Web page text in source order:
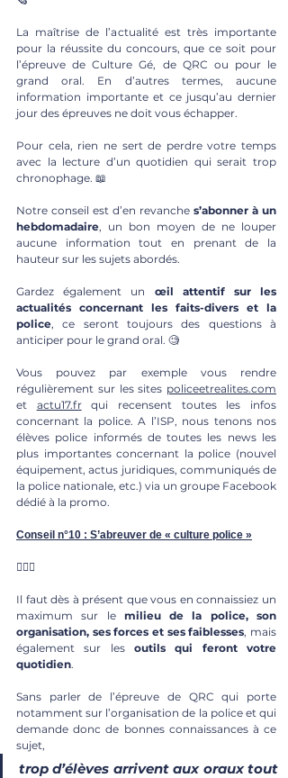
La maîtrise de l’actualité est très importante
pour la réussite du concours, que ce soit pour
l’épreuve de Culture Gé, de QRC ou pour le
grand oral. En d’autres termes, aucune
information importante et ce jusqu’au dernier
jour des épreuves ne doit vous échapper.
Pour cela, rien ne sert de perdre votre temps
avec la lecture d’un quotidien qui serait trop
chronophage. 📖
Notre conseil est d’en revanche s’abonner à un
hebdomadaire, un bon moyen de ne louper
aucune information tout en prenant de la
hauteur sur les sujets abordés.
Gardez également un œil attentif sur les
actualités concernant les faits-divers et la
police, ce seront toujours des questions à
anticiper pour le grand oral. 🧐
Vous pouvez par exemple vous rendre
régulièrement sur les sites policeetrealites.com
et actu17.fr qui recensent toutes les infos
concernant la police. A l’ISP, nous tenons nos
élèves police informés de toutes les news les
plus importantes concernant la police (nouvel
équipement, actus juridiques, communiqués de
la police nationale, etc.) via un groupe Facebook
dédié à la promo.
Conseil n°10 : S’abreuver de « culture police »
👮🏼‍♀️
Il faut dès à présent que vous en connaissiez un
maximum sur le milieu de la police, son
organisation, ses forces et ses faiblesses, mais
également sur les outils qui feront votre
quotidien.
Sans parler de l’épreuve de QRC qui porte
notamment sur l’organisation de la police et qui
demande donc de bonnes connaissances à ce
sujet,
trop d’élèves arrivent aux oraux tout